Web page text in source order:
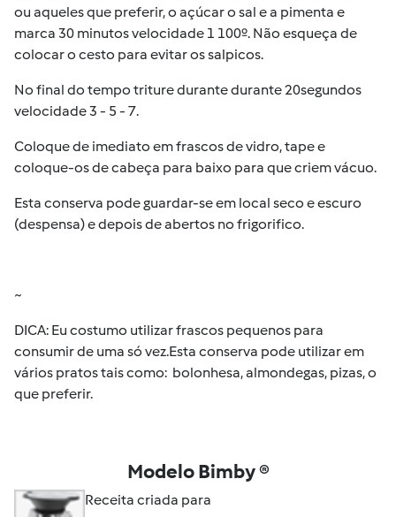
ou aqueles que preferir, o açúcar o sal e a pimenta e
marca 30 minutos velocidade 1 100º. Não esqueça de
colocar o cesto para evitar os salpicos.
No final do tempo triture durante durante 20segundos
velocidade 3 - 5 - 7.
Coloque de imediato em frascos de vidro, tape e
coloque-os de cabeça para baixo para que criem vácuo.
Esta conserva pode guardar-se em local seco e escuro
(despensa) e depois de abertos no frigorifico.
~
DICA: Eu costumo utilizar frascos pequenos para
consumir de uma só vez.Esta conserva pode utilizar em
vários pratos tais como: bolonhesa, almondegas, pizas, o
que preferir.
Modelo Bimby ®
Receita criada para